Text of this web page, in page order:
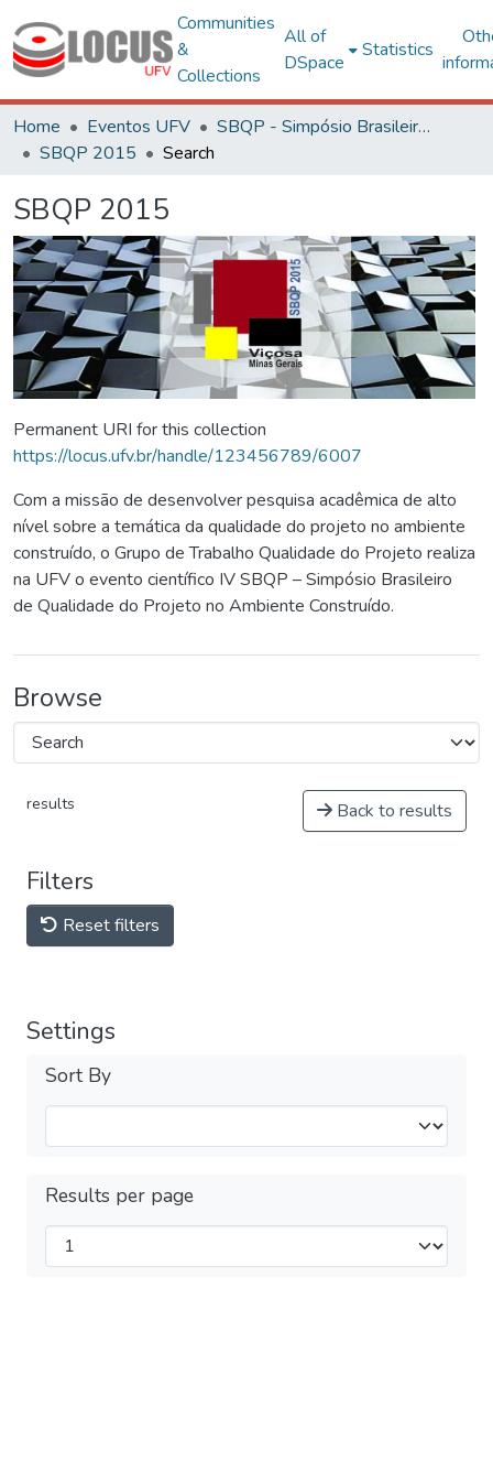
Communities
&
Collections
All of
DSpace
Statistics
Home Eventos UFV
SBQP - Simpósio Brasileiro de Qualidade do Projeto no Ambiente Construído
SBQP 2015
Search
SBQP 2015
Permanent URI for this collection
https://locus.ufv.br/handle/123456789/6007
Com a missão de desenvolver pesquisa acadêmica de alto
nível sobre a temática da qualidade do projeto no ambiente
construído, o Grupo de Trabalho Qualidade do Projeto realiza
na UFV o evento científico IV SBQP – Simpósio Brasileiro
de Qualidade do Projeto no Ambiente Construído.
Browse
results Back to results
Filters
Reset filters
Settings
Sort By
Results per page